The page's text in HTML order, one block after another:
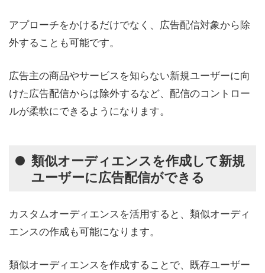
アプローチをかけるだけでなく、広告配信対象から除
外することも可能です。
広告主の商品やサービスを知らない新規ユーザーに向
けた広告配信からは除外するなど、配信のコントロー
ルが柔軟にできるようになります。
類似オーディエンスを作成して新規
ユーザーに広告配信ができる
カスタムオーディエンスを活用すると、類似オーディ
エンスの作成も可能になります。
類似オーディエンスを作成することで、既存ユーザー